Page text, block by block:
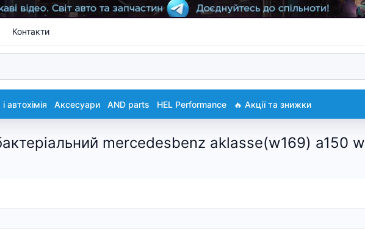
Контакти
автохімія Аксесуари AND parts HEL Performance 🔥 Акції та знижки
mercedesbenz aklasse(w169) a150